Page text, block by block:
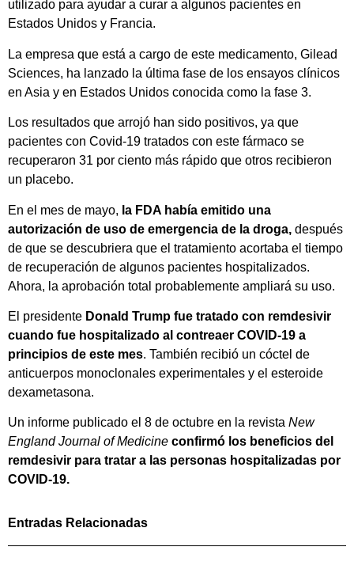
utilizado para ayudar a curar a algunos pacientes en
Estados Unidos y Francia.
La empresa que está a cargo de este medicamento, Gilead
Sciences, ha lanzado la última fase de los ensayos clínicos
en Asia y en Estados Unidos conocida como la fase 3.
Los resultados que arrojó han sido positivos, ya que
pacientes con Covid-19 tratados con este fármaco se
recuperaron 31 por ciento más rápido que otros recibieron
un placebo.
En el mes de mayo, la FDA había emitido una
autorización de uso de emergencia de la droga, después
de que se descubriera que el tratamiento acortaba el tiempo
de recuperación de algunos pacientes hospitalizados.
Ahora, la aprobación total probablemente ampliará su uso.
El presidente Donald Trump fue tratado con remdesivir
cuando fue hospitalizado al contreaer COVID-19 a
principios de este mes. También recibió un cóctel de
anticuerpos monoclonales experimentales y el esteroide
dexametasona.
Un informe publicado el 8 de octubre en la revista New
England Journal of Medicine confirmó los beneficios del
remdesivir para tratar a las personas hospitalizadas por
COVID-19.
Entradas Relacionadas